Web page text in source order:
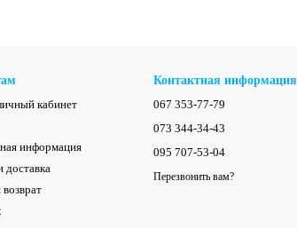
кабинет
информация
доставка
Контактная информация
067 353-77-79
073 344-34-43
095 707-53-04
Перезвонить вам?